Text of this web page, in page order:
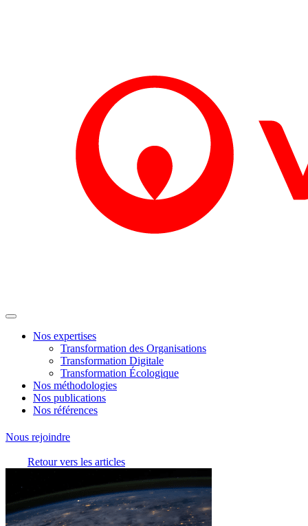
Nos expertises
Transformation des Organisations
Transformation Digitale
Transformation Écologique
Nos méthodologies
Nos publications
Nos références
Nous rejoindre
Retour vers les articles